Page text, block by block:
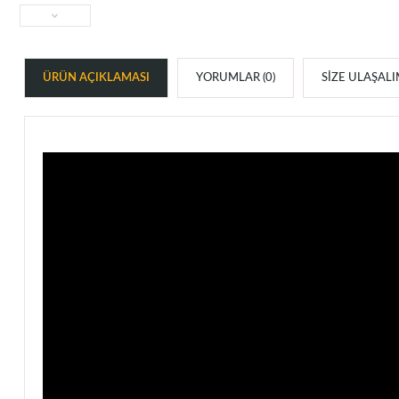
ÜRÜN AÇIKLAMASI YORUMLAR (0) SIZE